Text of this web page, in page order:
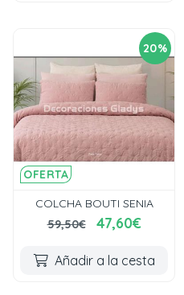
20%
OFERTA
COLCHA BOUTI SENIA
59,50€
47,60€
Añadir a la cesta